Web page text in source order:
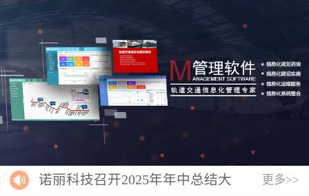
诺丽科技召开2025年年中总结大
更多>>